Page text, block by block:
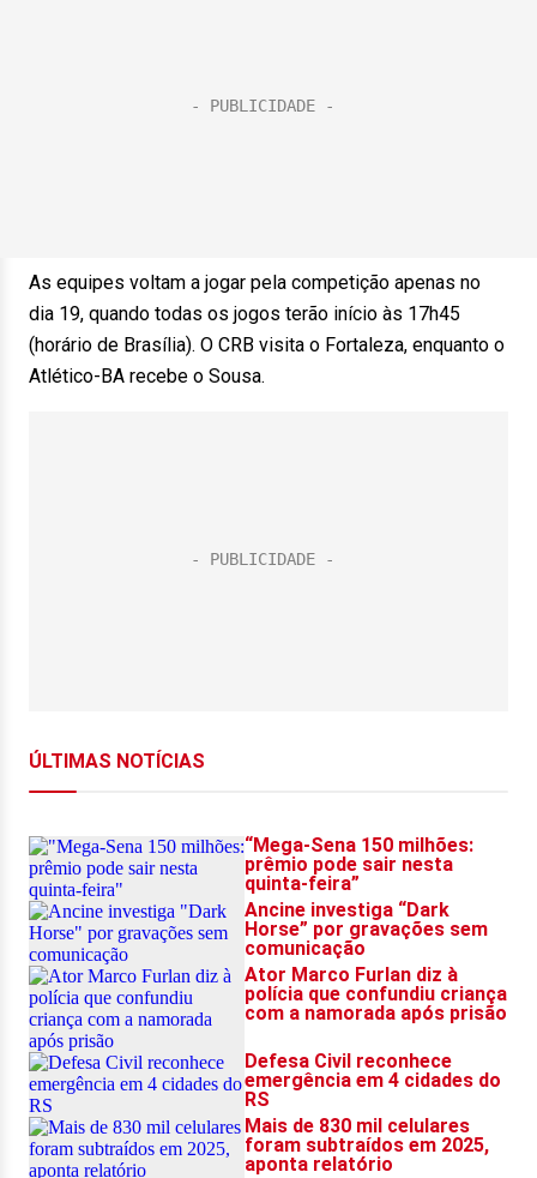
As equipes voltam a jogar pela competição apenas no
dia 19, quando todas os jogos terão início às 17h45
(horário de Brasília). O CRB visita o Fortaleza, enquanto o
Atlético-BA recebe o Sousa.